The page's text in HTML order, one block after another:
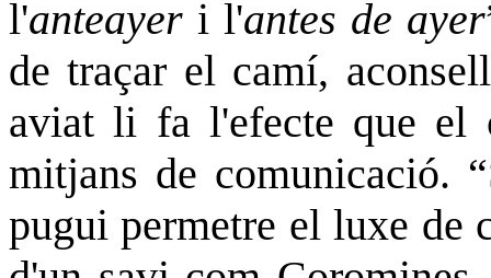
l'anteayer i l'antes de ayer
de traçar el camí,
aviat li fa l'efecte que el
mitjans de comunicació.
pugui permetre el luxe